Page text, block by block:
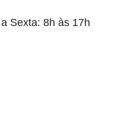
Sexta: 8h às 17h